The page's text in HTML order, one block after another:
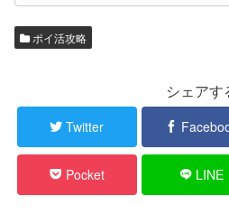
ポイ活攻略
シェアす
Twitter
Pocket LINE